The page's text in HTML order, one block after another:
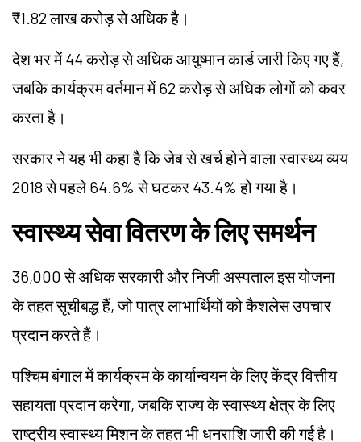
₹1.82 लाख करोड़ से अधिक है।
देश भर में 44 करोड़ से अधिक आयुष्मान कार्ड जारी किए गए हैं,
जबकि कार्यक्रम वर्तमान में 62 करोड़ से अधिक लोगों को कवर
करता है।
सरकार ने यह भी कहा है कि जेब से खर्च होने वाला स्वास्थ्य व्यय
2018 से पहले 64.6% से घटकर 43.4% हो गया है।
स्वास्थ्य सेवा वितरण के लिए समर्थन
36,000 से अधिक सरकारी और निजी अस्पताल इस योजना
के तहत सूचीबद्ध हैं, जो पात्र लाभार्थियों को कैशलेस उपचार
प्रदान करते हैं।
पश्चिम बंगाल में कार्यक्रम के कार्यान्वयन के लिए केंद्र वित्तीय
सहायता प्रदान करेगा, जबकि राज्य के स्वास्थ्य क्षेत्र के लिए
राष्ट्रीय स्वास्थ्य मिशन के तहत भी धनराशि जारी की गई है।